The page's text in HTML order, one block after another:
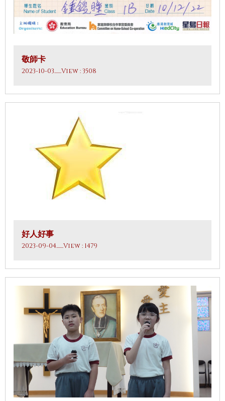
敬師卡
2023-10-03.......View : 3508
好人好事
2023-09-04.......View : 1479